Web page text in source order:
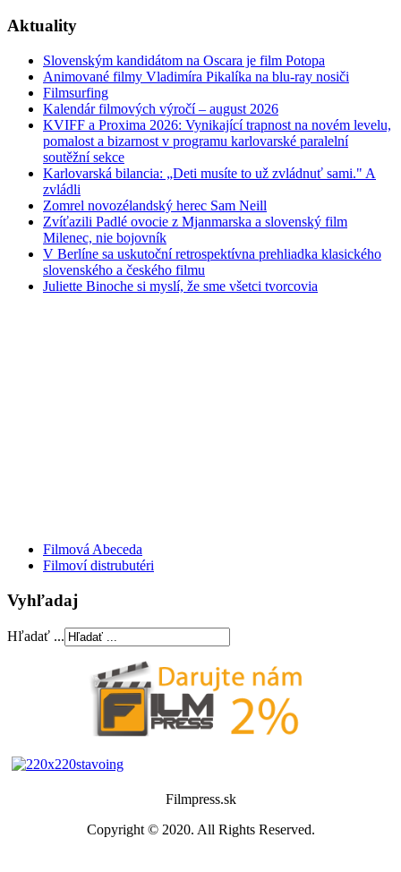
Aktuality
Slovenským kandidátom na Oscara je film Potopa
Animované filmy Vladimíra Pikalíka na blu-ray nosiči
Filmsurfing
Kalendár filmových výročí – august 2026
KVIFF a Proxima 2026: Vynikající trapnost na novém levelu,
pomalost a bizarnost v programu karlovarské paralelní
soutěžní sekce
Karlovarská bilancia: „Deti musíte to už zvládnuť sami." A
zvládli
Zomrel novozélandský herec Sam Neill
Zvíťazili Padlé ovocie z Mjanmarska a slovenský film
Milenec, nie bojovník
V Berlíne sa uskutoční retrospektívna prehliadka klasického
slovenského a českého filmu
Juliette Binoche si myslí, že sme všetci tvorcovia
Filmová Abeceda
Filmoví distrubutéri
Vyhľadaj
Hľadať ...
Filmpress.sk
Copyright © 2020. All Rights Reserved.